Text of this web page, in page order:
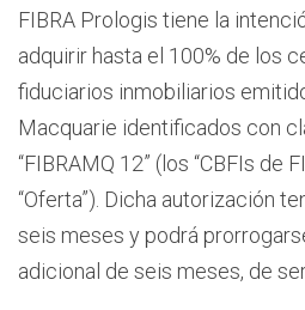
FIBRA Prologis tiene la
adquirir hasta el 100% de los
fiduciarios inmobiliarios
Macquarie identificados con
“FIBRAMQ 12” (los “CBFIs de
“Oferta”). Dicha autorización
seis meses y podrá
adicional de seis meses, de